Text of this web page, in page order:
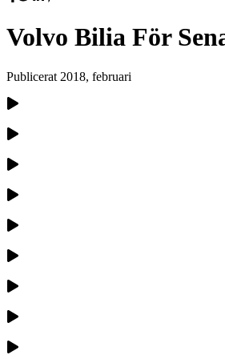
Volvo Bilia För
Publicerat 2018, februari